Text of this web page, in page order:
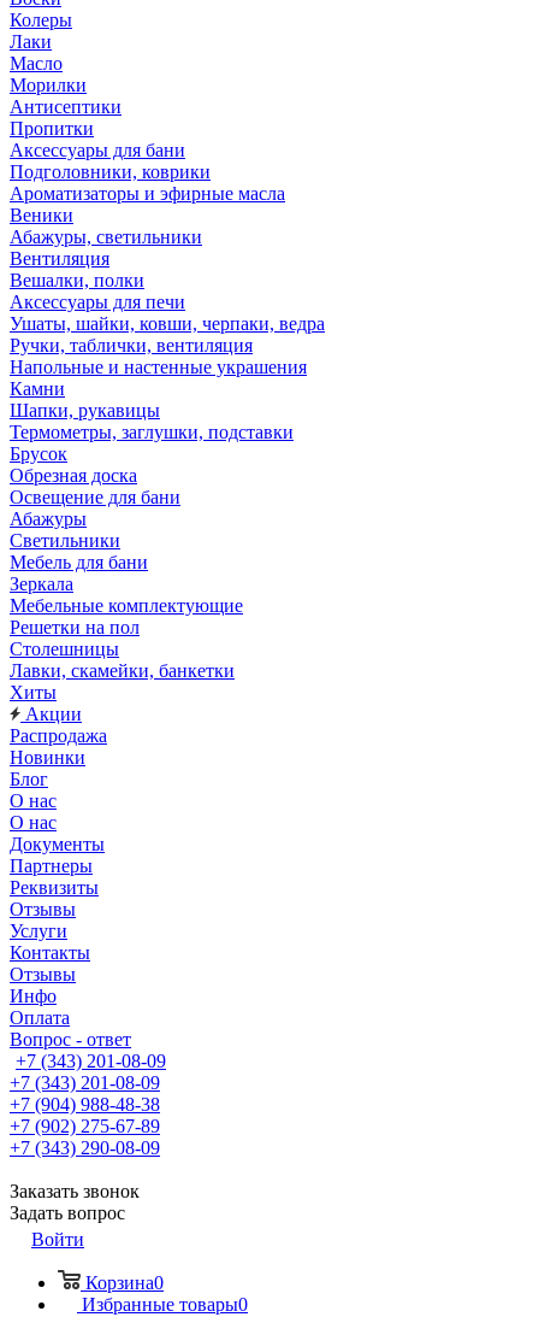
Колеры
Лаки
Масло
Морилки
Антисептики
Пропитки
Аксессуары для бани
Подголовники, коврики
Ароматизаторы и эфирные масла
Веники
Абажуры, светильники
Вентиляция
Вешалки, полки
Аксессуары для печи
Ушаты, шайки, ковши, черпаки, ведра
Ручки, таблички, вентиляция
Напольные и настенные украшения
Камни
Шапки, рукавицы
Термометры, заглушки, подставки
Брусок
Обрезная доска
Освещение для бани
Абажуры
Светильники
Мебель для бани
Зеркала
Мебельные комплектующие
Решетки на пол
Столешницы
Лавки, скамейки, банкетки
Хиты
Акции
Распродажа
Новинки
Блог
О нас
О нас
Документы
Партнеры
Реквизиты
Отзывы
Услуги
Контакты
Отзывы
Инфо
Оплата
Вопрос - ответ
+7 (343) 201-08-09
+7 (343) 201-08-09
+7 (904) 988-48-38
+7 (902) 275-67-89
+7 (343) 290-08-09
Заказать звонок
Задать вопрос
Войти
Корзина0
Избранные товары0